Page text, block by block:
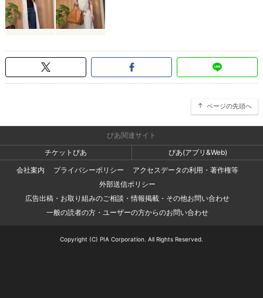
ページの先頭へ
ぴあ関連サイト
チケットぴあ
ぴあ(アプリ&Web)
会社案内
プライバシーポリシー
アクセスデータの利用・著作権等
外部送信ポリシー
広告出稿・お取り組みのご相談・情報掲載・その他お問い合わせ
一般の読者の方・ユーザーの方からのお問い合わせ
Copyright (C) PIA Corporation. All Rights Reserved.